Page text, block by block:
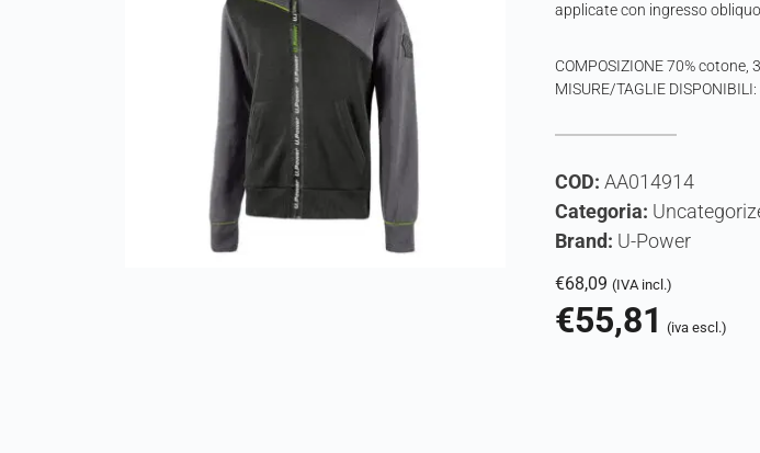
applicate con ingresso
COMPOSIZIONE 70%
MISURE/TAGLIE DISPONIBILI:
COD:AA014914
Categoria:
Brand: U-Power
€68,09 (IVA incl.)
€55,81 (iva escl.)